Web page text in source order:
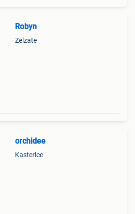
Robyn
Zelzate
orchidee
Kasterlee